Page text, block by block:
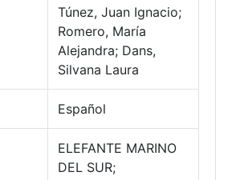
Túnez, Juan Ignacio;
Romero, María
Alejandra; Dans,
Silvana Laura
Español
ELEFANTE MARINO
DEL SUR;